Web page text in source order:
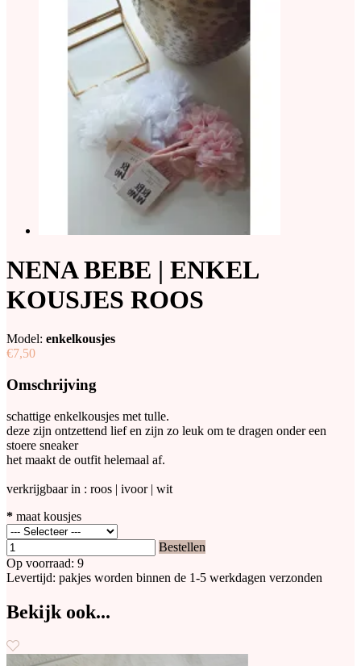
NENA BEBE | ENKEL
KOUSJES ROOS
Model: enkelkousjes
€7,50
Omschrijving
schattige enkelkousjes met tulle.
deze zijn ontzettend lief en zijn zo leuk om te dragen onder een
stoere sneaker
het maakt de outfit helemaal af.
verkrijgbaar in : roos | ivoor | wit
* maat kousjes
Bestellen
Op voorraad: 9
Levertijd: pakjes worden binnen de 1-5 werkdagen verzonden
Bekijk ook...